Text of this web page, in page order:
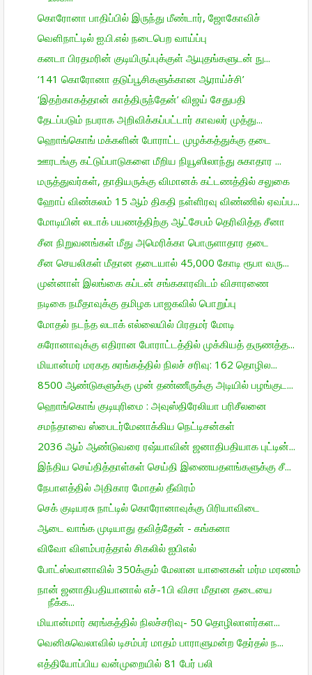
கொரோனா பாதிப்பில் இருந்து மீண்டார், ஜோகோவிச்
வெளிநாட்டில் ஐ.பி.எல் நடைபெற வாய்ப்பு
கனடா பிரதமரின் குடியிருப்புக்குள் ஆயுதங்களுடன் நு...
‘141 கொரோனா தடுப்பூசிகளுக்கான ஆராய்ச்சி’
‘இதற்காகத்தான் காத்திருந்தேன்’ விஜய் சேதுபதி
தேடப்படும் நபராக அறிவிக்கப்பட்டார் காவலர் முத்து...
ஹொங்கொங் மக்களின் போராட்ட முழக்கத்துக்கு தடை
ஊரடங்கு கட்டுப்பாடுகளை மீறிய நியூஸிலாந்து சுகாதார ...
மருத்துவர்கள், தாதியருக்கு விமானக் கட்டணத்தில் சலுகை
ஹோப் விண்கலம் 15 ஆம் திகதி நள்ளிரவு விண்ணில் ஏவப்ப...
மோடியின் லடாக் பயணத்திற்கு ஆட்சேபம் தெரிவித்த சீனா
சீன நிறுவனங்கள் மீது அமெரிக்கா பொருளாதார தடை
சீன செயலிகள் மீதான தடையால் 45,000 கோடி ரூபா வரு...
முன்னாள் இலங்கை கப்டன் சங்ககாரவிடம் விசாரணை
நடிகை நமீதாவுக்கு தமிழக பாஜகவில் பொறுப்பு
மோதல் நடந்த லடாக் எல்லையில் பிரதமர் மோடி
கரோனாவுக்கு எதிரான போராட்டத்தில் முக்கியத் தருணத்த...
மியான்மர் மரகத சுரங்கத்தில் நிலச் சரிவு: 162 தொழில...
8500 ஆண்டுகளுக்கு முன் தண்ணீருக்கு அடியில் பழங்குட...
ஹொங்கொங் குடியுரிமை : அவுஸ்திரேலியா பரிசீலனை
சமந்தாவை ஸ்பைடர்மேனாக்கிய நெட்டிசன்கள்
2036 ஆம் ஆண்டுவரை ரஷ்யாவின் ஜனாதிபதியாக புட்டின்...
இந்திய செய்தித்தாள்கள் செய்தி இணையதளங்களுக்கு சீ...
நேபாளத்தில் அதிகார மோதல் தீவிரம்
செக் குடியரசு நாட்டில் கொரோனாவுக்கு பிரியாவிடை
ஆடை வாங்க முடியாது தவித்தேன் - கங்கனா
விவோ விளம்பரத்தால் சிகலில் ஐபிஎல்
போட்ஸ்வானாவில் 350க்கும் மேலான யானைகள் மர்ம மரணம்
நான் ஜனாதிபதியானால் எச்-1பி விசா மீதான தடையை
நீக்க...
மியான்மார் சுரங்கத்தில் நிலச்சரிவு- 50 தொழிலாளர்கள...
வெனிசுவெலாவில் டிசம்பர் மாதம் பாராளுமன்ற தேர்தல் ந...
எத்தியோப்பிய வன்முறையில் 81 பேர் பலி